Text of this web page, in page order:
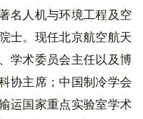
名人机与环境工程及空
士。现任北京航空航天
学术委员会主任以及博
协主席；中国制冷学会
运国家重点实验室学术